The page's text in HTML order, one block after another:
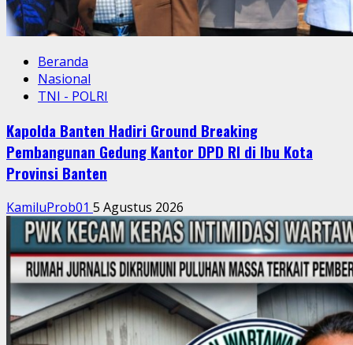
Beranda
Nasional
TNI - POLRI
Kapolda Banten Hadiri Ground Breaking
Pembangunan Gedung Kantor DPD RI di Ibu Kota
Provinsi Banten
KamiluProb01 5 Agustus 2026